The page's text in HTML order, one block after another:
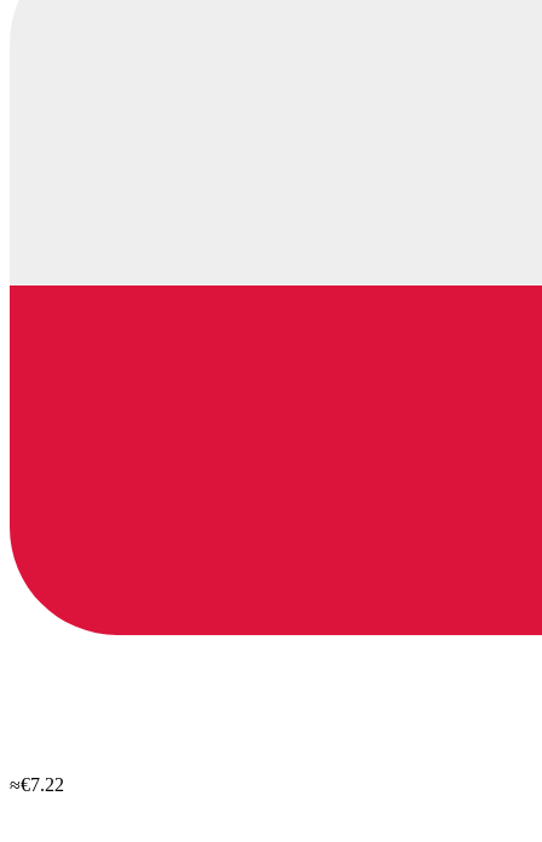
≈€7.22